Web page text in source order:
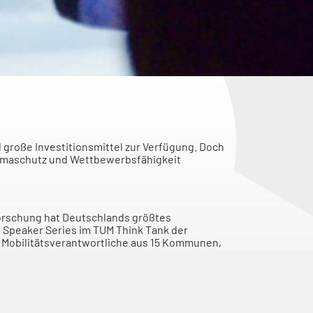
Investitionsmittel zur Verfügung. Doch
und Wettbewerbsfähigkeit
hat Deutschlands größtes
Series im TUM Think Tank der
aus 15 Kommunen,